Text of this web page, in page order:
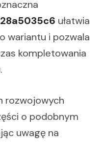
ułatwia
wariantu i pozwala
kompletowania
rozwojowych
o podobnym
uwagę na